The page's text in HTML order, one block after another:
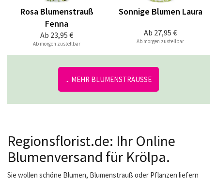
Ab 23,95 €
Rosa Blumenstrauß
Fenna
Ab morgen zustellbar
Ab 27,95 €
Sonnige Blumen Laura
Ab morgen zustellbar
... MEHR BLUMENSTRÄUSSE
Regionsflorist.de: Ihr Online
Blumenversand für Krölpa.
Sie wollen schöne Blumen, Blumenstrauß oder Pflanzen liefern